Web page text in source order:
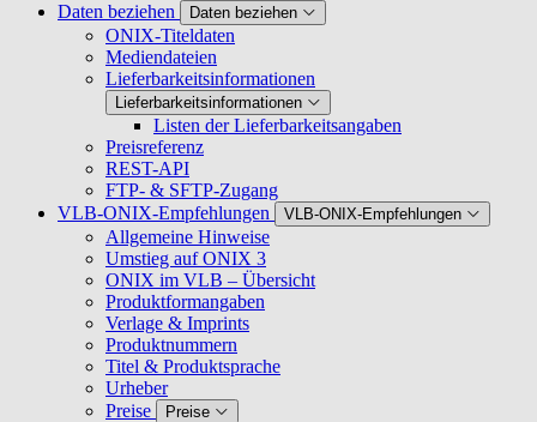
Daten beziehen
Daten beziehen
ONIX-Titeldaten
Mediendateien
Lieferbarkeitsinformationen
Lieferbarkeitsinformationen
Listen der Lieferbarkeitsangaben
Preisreferenz
REST-API
FTP- & SFTP-Zugang
VLB-ONIX-Empfehlungen
VLB-ONIX-Empfehlungen
Allgemeine Hinweise
Umstieg auf ONIX 3
ONIX im VLB – Übersicht
Produktformangaben
Verlage & Imprints
Produktnummern
Titel & Produktsprache
Urheber
Preise
Preise